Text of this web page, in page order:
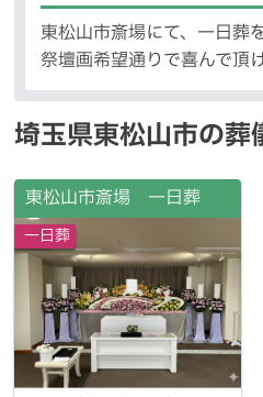
東松山市斎場にて、一日葬
祭壇画希望通りで喜んで頂
埼玉県東松山市の葬
東松山市斎場 一日葬
一日葬